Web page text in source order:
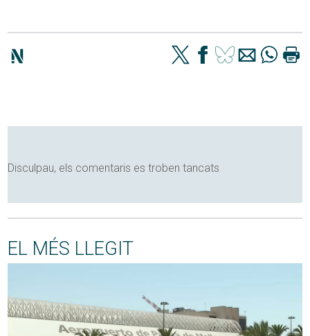
Disculpau, els comentaris es troben tancats
EL MÉS LLEGIT